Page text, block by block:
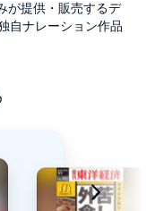
が提供・販売するデ
自ナレーション作品